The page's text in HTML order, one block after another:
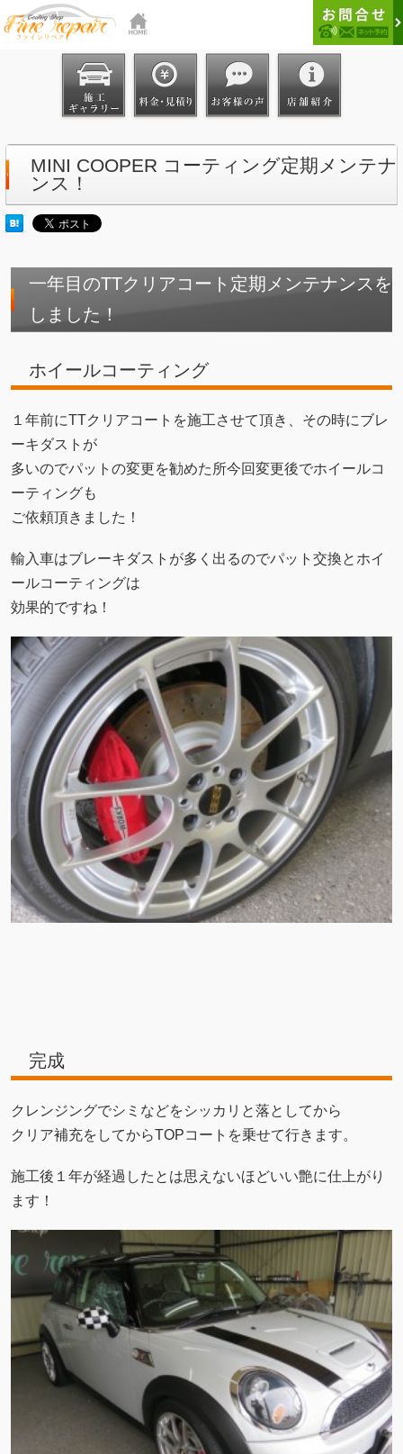
MINI COOPER コーティング定期メンテナ
ンス！
一年目のTTクリアコート定期メンテナンスを
しました！
ホイールコーティング
１年前にTTクリアコートを施工させて頂き、その時にブレ
ーキダストが
多いのでパットの変更を勧めた所今回変更後でホイールコ
ーティングも
ご依頼頂きました！
輸入車はブレーキダストが多く出るのでパット交換とホイ
ールコーティングは
効果的ですね！
完成
クレンジングでシミなどをシッカリと落としてから
クリア補充をしてからTOPコートを乗せて行きます。
施工後１年が経過したとは思えないほどいい艶に仕上がり
ます！